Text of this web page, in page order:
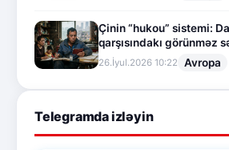
Çinin “hukou” sistemi:
qarşısındakı görünməz
26.İyul.2026 10:22 Avropa
Telegramda izləyin